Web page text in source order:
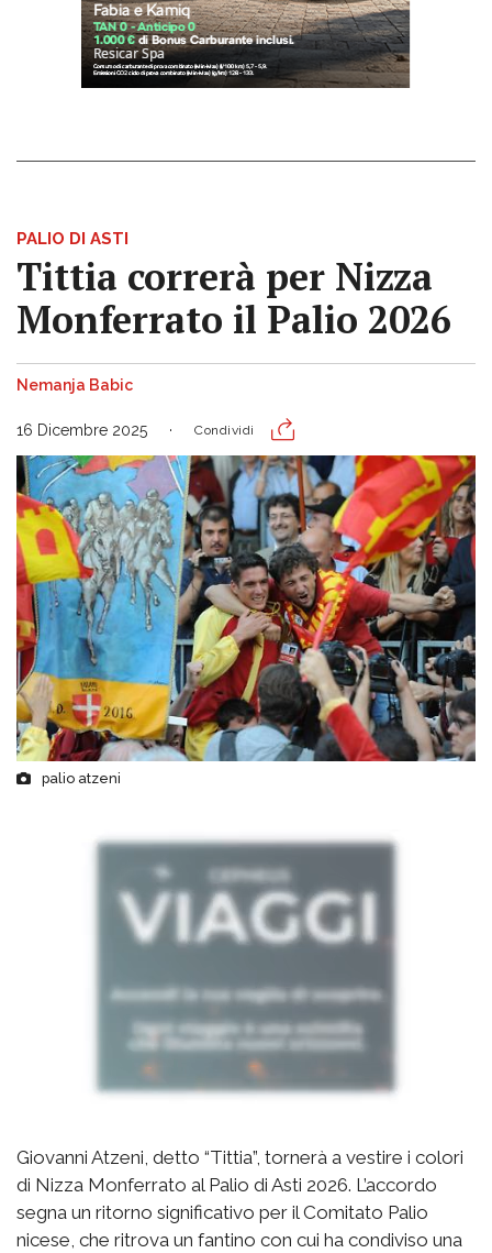
PALIO DI ASTI
Tittia correrà per Nizza
Monferrato il Palio 2026
Nemanja Babic
16 Dicembre 2025 Condividi
palio atzeni
Giovanni Atzeni, detto “Tittia”, tornerà a vestire i colori
di Nizza Monferrato al Palio di Asti 2026. L’accordo
segna un ritorno significativo per il Comitato Palio
nicese, che ritrova un fantino con cui ha condiviso una